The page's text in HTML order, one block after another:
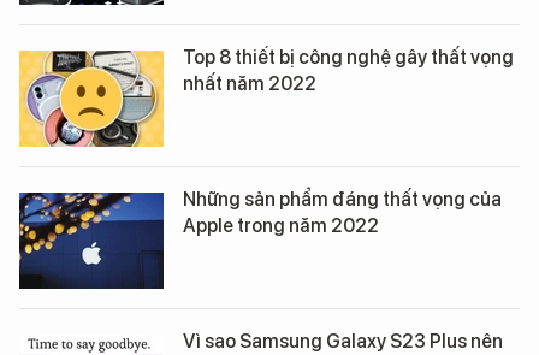
Top 8 thiết bị công nghệ gây thất vọng
nhất năm 2022
Những sản phẩm đáng thất vọng của
Apple trong năm 2022
Vì sao Samsung Galaxy S23 Plus nên